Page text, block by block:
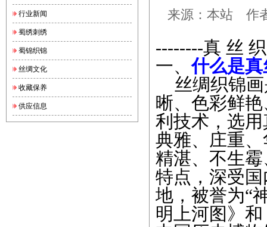
行业新闻
蜀绣刺绣
蜀锦织锦
丝绸文化
收藏保养
供应信息
来源：本站 作
--------真 丝
一、什么是
丝绸织锦画
晰、色彩鲜
利技术，选
典雅、庄重
精湛、不生
特点，深受
地，被誉为“
明上河图》